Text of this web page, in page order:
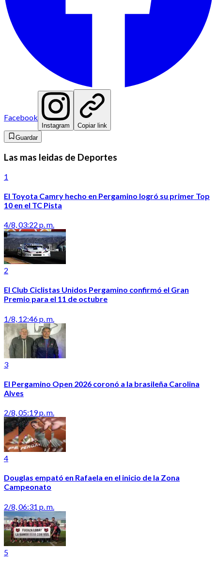
Facebook
Instagram
Copiar link
Guardar
Las mas leidas de Deportes
1
El Toyota Camry hecho en Pergamino logró su primer Top
10 en el TC Pista
4/8, 03:22 p. m.
2
El Club Ciclistas Unidos Pergamino confirmó el Gran
Premio para el 11 de octubre
1/8, 12:46 p. m.
3
El Pergamino Open 2026 coronó a la brasileña Carolina
Alves
2/8, 05:19 p. m.
4
Douglas empató en Rafaela en el inicio de la Zona
Campeonato
2/8, 06:31 p. m.
5